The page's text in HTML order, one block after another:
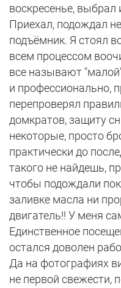
воскресенье, выбрал
Приехал, подождал
подъёмник. Я стоял
всем процессом
все называют
и профессионально,
перепроверял
домкратов, защиту
некоторые, просто
практически до
такого не найдешь,
чтобы подождали
заливке масла ни
двигатель!! У меня
Единственное
остался доволен
Да на фотографиях
не первой свежести,